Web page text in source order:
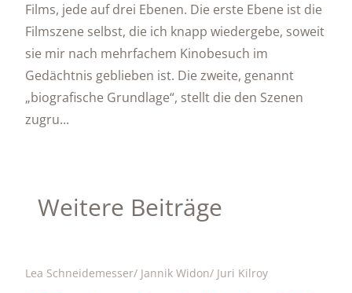
Films, jede auf drei Ebenen. Die erste Ebene ist die
Filmszene selbst, die ich knapp wiedergebe, soweit
sie mir nach mehrfachem Kinobesuch im
Gedächtnis geblieben ist. Die zweite, genannt
„biografische Grundlage“, stellt die den Szenen
zugru...
Weitere Beiträge
Lea Schneidemesser/ Jannik Widon/ Juri Kilroy